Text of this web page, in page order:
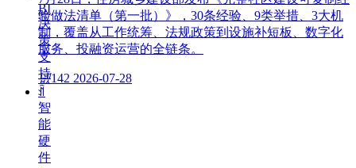
BI
决
策
支
持
ꀉ
智
能
硬
件
验做法清单（第一批）》，30条经验、9类举措、3大机
制，覆盖从工作统筹、法规政策到设施补短板、数字化
服务、投融资运营的全链条。
넶142 2026-07-28